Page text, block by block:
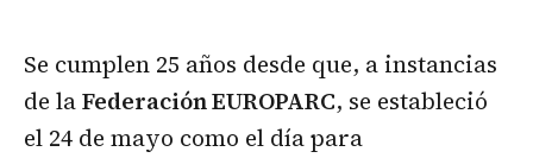
Se cumplen 25 años desde que, a instancias
de laFederación EUROPARC, se estableció
el 24 de mayo como el día para